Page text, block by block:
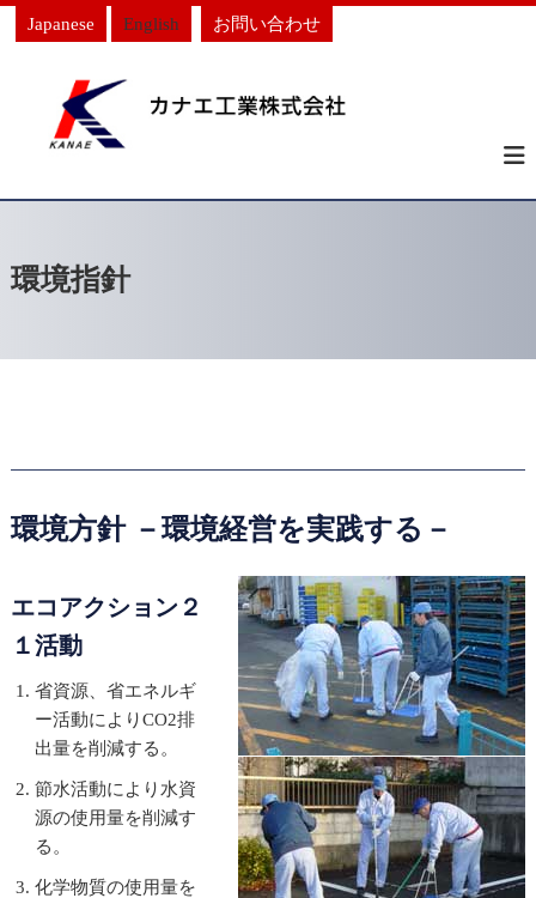
English
Japanese お問い合わせ
環境指針
環境方針 －環境経営を実践する－
エコアクション２
１活動
省資源、省エネルギ
ー活動によりCO2排
出量を削減する。
節水活動により水資
源の使用量を削減す
る。
化学物質の使用量を